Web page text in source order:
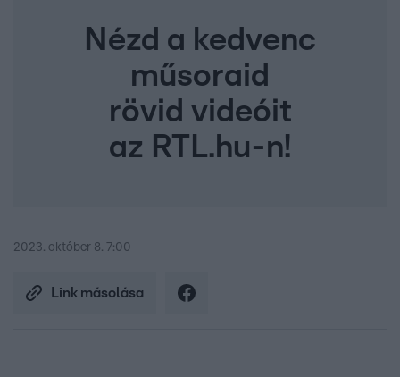
Nézd a kedvenc
műsoraid
rövid videóit
az RTL.hu-n!
2023. október 8. 7:00
Link másolása